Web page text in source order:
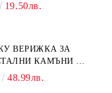
19.50лв.
ВЕРИЖКА ЗА
КАМЪНИ И
48.99лв.